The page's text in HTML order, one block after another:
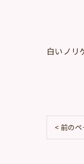
白いノ
< 前の